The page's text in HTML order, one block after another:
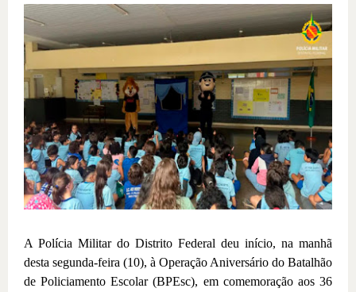
A Polícia Militar do Distrito Federal deu início, na manhã
desta segunda-feira (10), à Operação Aniversário do Batalhão
de Policiamento Escolar (BPEsc), em comemoração aos 36